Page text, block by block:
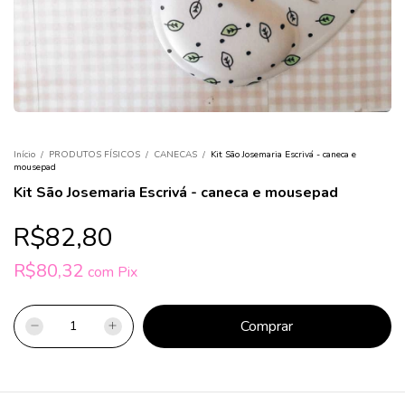
Início / PRODUTOS FÍSICOS / CANECAS / Kit São Josemaria Escrivá - caneca e
mousepad
Kit São Josemaria Escrivá - caneca e mousepad
R$82,80
R$80,32 com Pix